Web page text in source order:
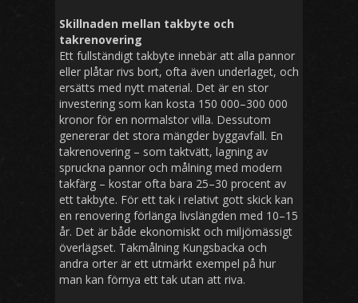
Skillnaden mellan takbyte och
takrenovering
Ett fullständigt takbyte innebär att alla pannor
eller plåtar rivs bort, ofta även underlaget, och
ersätts med nytt material. Det är en stor
investering som kan kosta 150 000–300 000
kronor för en normalstor villa. Dessutom
genererar det stora mängder byggavfall. En
takrenovering – som taktvätt, lagning av
spruckna pannor och målning med modern
takfärg – kostar ofta bara 25–30 procent av
ett takbyte. För ett tak i relativt gott skick kan
en renovering förlänga livslängden med 10–15
år. Det är både ekonomiskt och miljömässigt
överlägset. Takmålning Kungsbacka och
andra orter är ett utmärkt exempel på hur
man kan förnya ett tak utan att riva.